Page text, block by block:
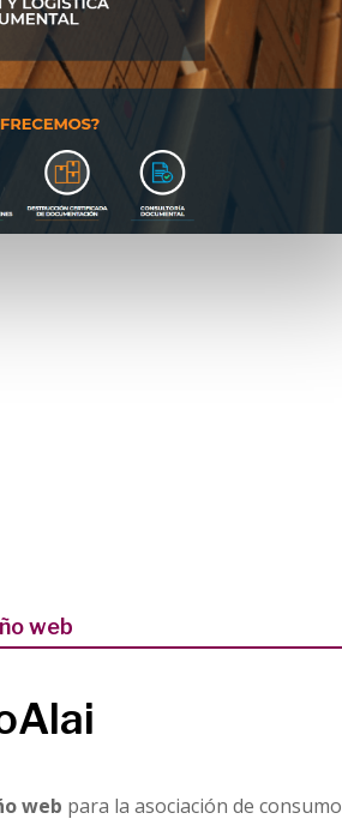
web
web para la asociación de consumo